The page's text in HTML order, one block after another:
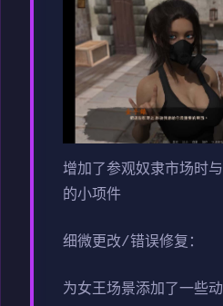
增加了参观奴隶市场时
的小项件
细微更改/错误修复：
为女王场景添加了一些